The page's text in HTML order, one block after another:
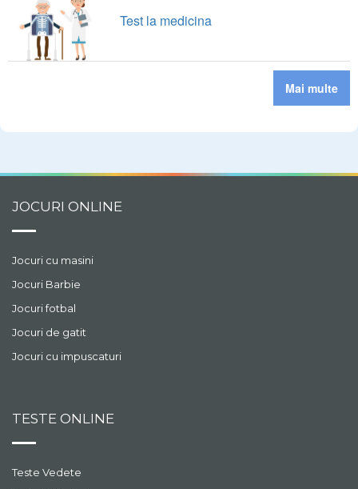
Test la medicina
Mai multe
JOCURI ONLINE
Jocuri cu masini
Jocuri Barbie
Jocuri fotbal
Jocuri de gatit
Jocuri cu impuscaturi
TESTE ONLINE
Teste Vedete